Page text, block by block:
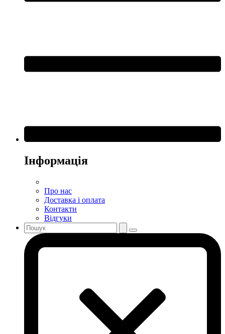
Інформація
Про нас
Доставка і оплата
Контакти
Відгуки